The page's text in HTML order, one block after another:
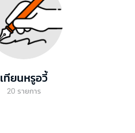
เทียนหรูอวี้
20 รายการ